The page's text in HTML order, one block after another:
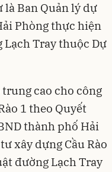
là Ban Quản lý dự
Phòng thực hiện
Lạch Tray thuộc Dự
cao cho công
1 theo Quyết
thành phố Hải
xây dựng Cầu Rào
đường Lạch Tray